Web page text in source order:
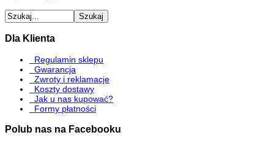
Dla Klienta
Regulamin sklepu
Gwarancja
Zwroty i reklamacje
Koszty dostawy
Jak u nas kupować?
Formy płatności
Polub nas na Facebooku